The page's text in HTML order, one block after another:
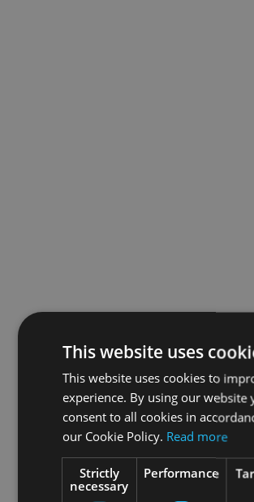
This website uses
This website uses cookies to
experience. By using our website
consent to all cookies in
our Cookie Policy. Read more
Strictly
necessary
Performance